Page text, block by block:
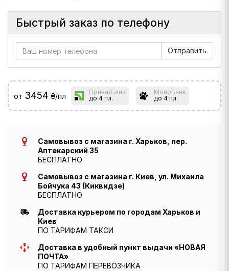
Быстрый заказ по телефону
от 3454 ₴/пл
ПриватБанк
до 4 пл.
МоноБанк
до 4 пл.
Самовывоз с магазина г. Харьков, пер.
Аптекарский 35
БЕСПЛАТНО
Самовывоз с магазина г. Киев, ул. Михаила
Бойчука 43 (Киквидзе)
БЕСПЛАТНО
Доставка курьером по городам Харьков и
Киев
ПО ТАРИФАМ ТАКСИ
Доставка в удобный пункт выдачи «НОВАЯ
ПОЧТА»
ПО ТАРИФАМ ПЕРЕВОЗЧИКА